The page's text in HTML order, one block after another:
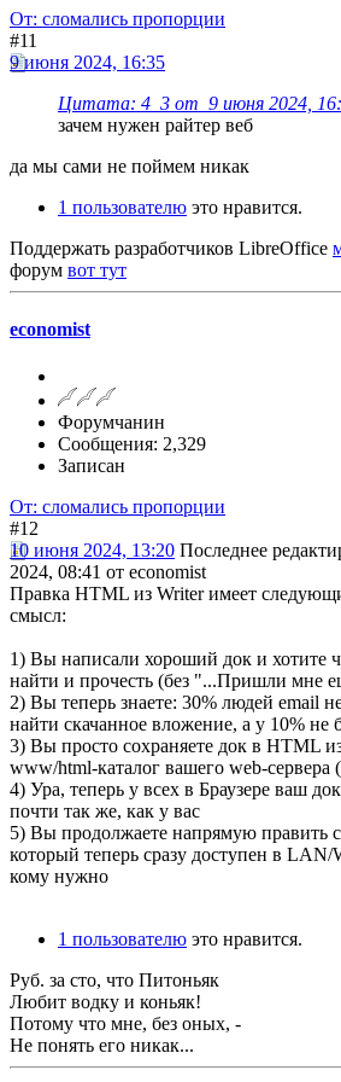
От: сломались пропорции
#11
9 июня 2024, 16:35
Цитата: 4_3 от 9 июня 2024,
зачем нужен райтер веб
да мы сами не поймем никак
1 пользователю это нравится.
Поддержать разработчиков LibreOffice
форум вот тут
economist
Форумчанин
Сообщения: 2,329
Записан
От: сломались пропорции
#12
10 июня 2024, 13:20 Последнее
2024, 08:41 от economist
Правка HTML из Writer имеет
смысл:
1) Вы написали хороший док и хотите
найти и прочесть (без "...Пришли мне
2) Вы теперь знаете: 30% людей email
найти скачанное вложение, а у 10%
3) Вы просто сохраняете док в HTML
www/html-каталог вашего web-сервера
4) Ура, теперь у всех в Браузере ваш
почти так же, как у вас
5) Вы продолжаете напрямую править
который теперь сразу доступен в
кому нужно
1 пользователю это нравится.
Руб. за сто, что Питоньяк
Любит водку и коньяк!
Потому что мне, без оных, -
Не понять его никак...